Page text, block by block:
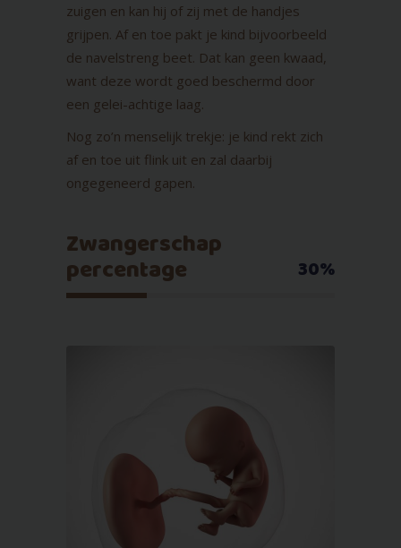
zuigen en kan hij of zij met de handjes
grijpen. Af en toe pakt je kind bijvoorbeeld
de navelstreng beet. Dat kan geen kwaad,
want deze wordt goed beschermd door
een gelei-achtige laag.
Nog zo’n menselijk trekje: je kind rekt zich
af en toe uit flink uit en zal daarbij
ongegeneerd gapen.
Zwangerschap
percentage 30